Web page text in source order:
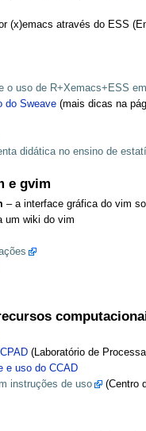
(x)emacs através do ESS
o uso de R+Xemacs+ESS
do Sweave (mais dicas na
didática no ensino de
e gvim
– a interface gráfica do vim
um wiki do vim
(Laboratório de
e uso do CCAD
instruções de uso (Centro